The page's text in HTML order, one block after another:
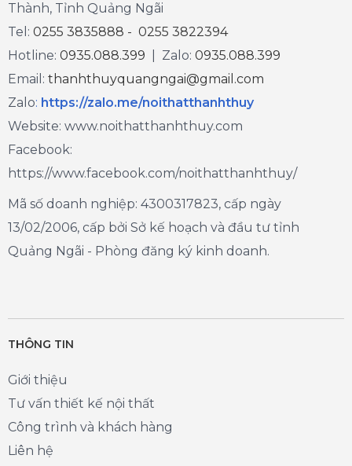
Thành, Tỉnh Quảng Ngãi
Tel: 0255 3835888 - 0255 3822394
Hotline: 0935.088.399 | Zalo: 0935.088.399
Email: thanhthuyquangngai@gmail.com
Zalo: https://zalo.me/noithatthanhthuy
Website: www.noithatthanhthuy.com
Facebook:
https://www.facebook.com/noithatthanhthuy/
Mã số doanh nghiệp: 4300317823, cấp ngày
13/02/2006, cấp bởi Sở kế hoạch và đầu tư tỉnh
Quảng Ngãi - Phòng đăng ký kinh doanh.
THÔNG TIN
Giới thiệu
Tư vấn thiết kế nội thất
Công trình và khách hàng
Liên hệ